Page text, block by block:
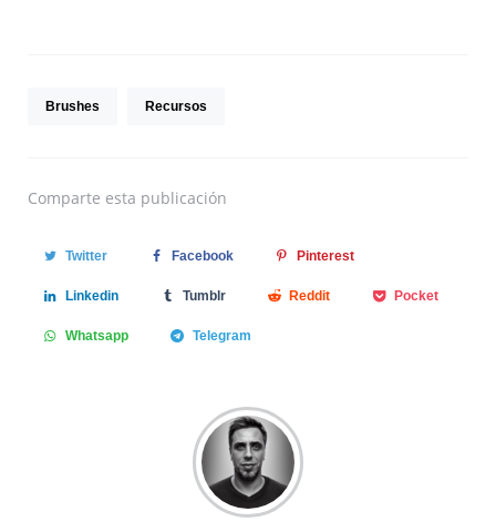
Brushes Recursos
Comparte esta publicación
Twitter Facebook Pinterest
Linkedin Tumblr Reddit Pocket
Whatsapp Telegram